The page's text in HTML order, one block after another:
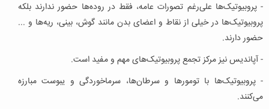
- پروبیوتیک‌ها علی‌رغم تصورات عامه، فقط در روده‌ها حضور ندارند بلکه
پروبیوتیک‌ها در خیلی از نقاط و اعضای بدن مانند گوش، بینی، ریه‌ها و ...
حضور دارند.
- آپاندیس نیز مرکز تجمع پروبیوتیک‌های مهم و مفید است.
- پروبیوتیک‌ها با تومورها و سرطان‌ها، سرماخوردگی و یبوست مبارزه
می‌کنند.